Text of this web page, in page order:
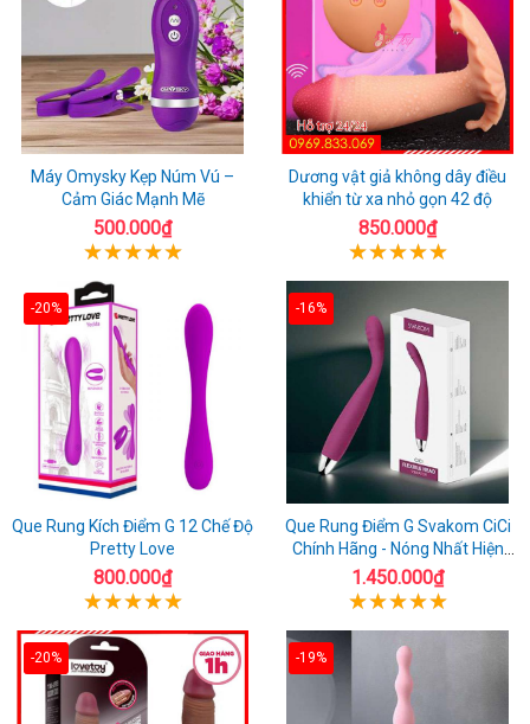
Máy Omysky Kẹp Núm Vú –
Cảm Giác Mạnh Mẽ
500.000₫
Dương vật giả không dây điều
khiển từ xa nhỏ gọn 42 độ
850.000₫
-20%
Que Rung Kích Điểm G 12 Chế Độ
Pretty Love
800.000₫
-16%
Que Rung Điểm G Svakom CiCi
Chính Hãng - Nóng Nhất Hiện
Nay
1.450.000₫
-20% -19%